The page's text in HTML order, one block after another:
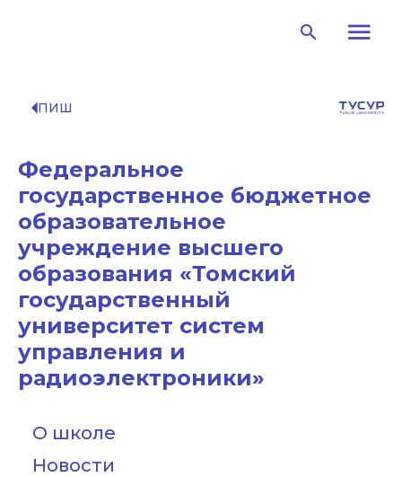
search menu
arrow_left
ПИШ
Федеральное
государственное бюджетное
образовательное
учреждение высшего
образования «Томский
государственный
университет систем
управления и
радиоэлектроники»
О школе
Новости